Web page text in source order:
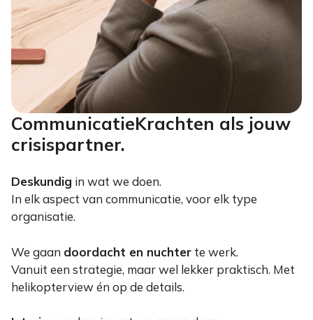
CommunicatieKrachten als jouw
crisispartner.
Deskundig in wat we doen.
In elk aspect van communicatie, voor elk type
organisatie.
We gaan doordacht en nuchter te werk.
Vanuit een strategie, maar wel lekker praktisch. Met
helikopterview én op de details.